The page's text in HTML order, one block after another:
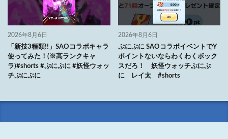
2026年8月6日
「新技3種類!!」SAOコラボキャラ
使ってみた！(※高ランクキャ
ラ)#shorts #ぷにぷに #妖怪ウォッ
チぷにぷに
2026年8月6日
ぷにぷに SAOコラボイベントでY
ポイントないならわくわくボック
スだろ！ 妖怪ウォッチぷにぷ
に レイ太 #shorts